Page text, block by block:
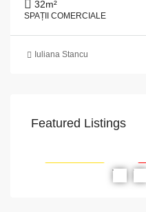
32m²
SPAȚII COMERCIALE
Iuliana Stancu
Featured Listings